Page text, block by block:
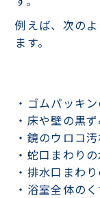
例えば、次の
ます。
・ゴムパッキ
・床や壁の黒ず
・鏡のウロコ
・蛇口まわり
・排水口まわ
・浴室全体の